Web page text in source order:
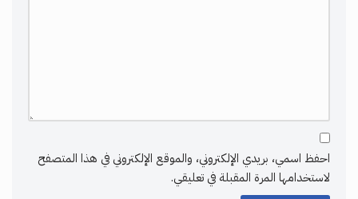
احفظ اسمي، بريدي الإلكتروني، والموقع الإلكتروني في هذا المتصفح
لاستخدامها المرة المقبلة في تعليقي.